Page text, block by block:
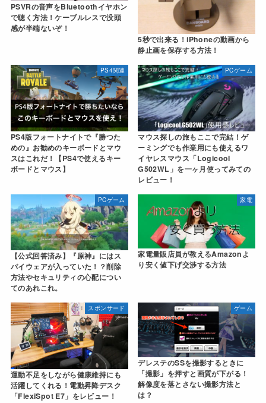
PSVRの音声をBluetoothイヤホン
で聴く方法！ケーブルレスで没頭
感が半端ないぞ！
5秒で出来る！iPhoneの動画から
静止画を保存する方法！
PS4関連
PS4版フォートナイトで『勝つた
めの』お勧めのキーボードとマウ
スはこれだ！【PS4で使えるキー
ボードとマウス】
PCゲーム
マウス探しの旅もここで完結！ゲ
ーミングでも作業用にも使えるワ
イヤレスマウス「Logicool
G502WL」を一ヶ月使ってみての
レビュー！
PCゲーム
【公式回答済み】『原神』にはス
パイウェアが入っていた！？削除
方法やセキュリティの心配につい
てのあれこれ。
家電
家電量販店員が教えるAmazonよ
り安く値下げ交渉する方法
スポンサード
運動不足をしながら健康維持にも
活躍してくれる！電動昇降デスク
「FlexiSpot E7」をレビュー！
ゲーム
デレステのSSを撮影するときに
「撮影」を押すと画質が下がる！
解像度を落とさない撮影方法と
は？